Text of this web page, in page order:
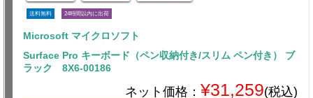
送料無料 24時間以内に出荷
Microsoft マイクロソフト
Surface Pro キーボード（ペン収納付き/スリム ペン付き） ブ
ラック 8X6-00186
ネット価格： ¥31,259(税込)